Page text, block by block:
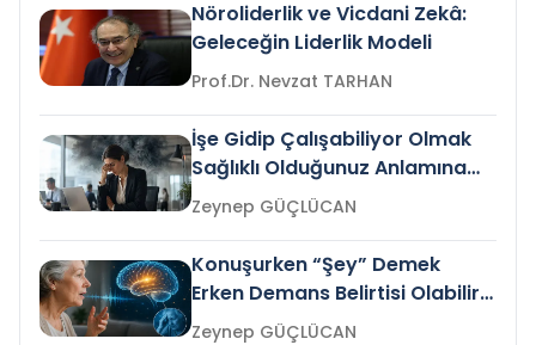
Nöroliderlik ve Vicdani Zekâ:
Geleceğin Liderlik Modeli
Prof.Dr. Nevzat TARHAN
İşe Gidip Çalışabiliyor Olmak
Sağlıklı Olduğunuz Anlamına
Gelir mi?Zeynep GÜÇLÜCAN
Konuşurken “Şey” Demek
Erken Demans Belirtisi Olabilir
mi?
Zeynep GÜÇLÜCAN